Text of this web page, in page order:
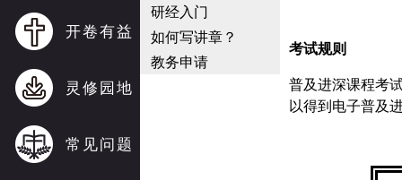
开卷有益
灵修园地
常见问题
研经入门
如何写讲章？
教务申请
考试规则
普及进深课程考
以得到电子普及